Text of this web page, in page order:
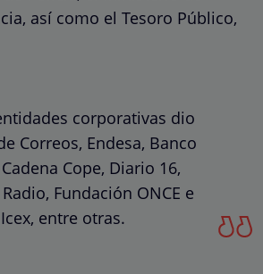
así como el Tesoro Público,
corporativas dio
Correos, Endesa, Banco
Cope, Diario 16,
Fundación ONCE e
Icex, entre otras.